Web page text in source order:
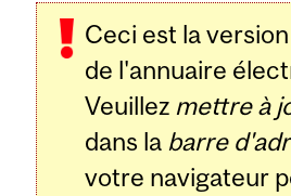
Ceci est la version
de l'annuaire
Veuillez mettre à
dans la barre
votre navigateur